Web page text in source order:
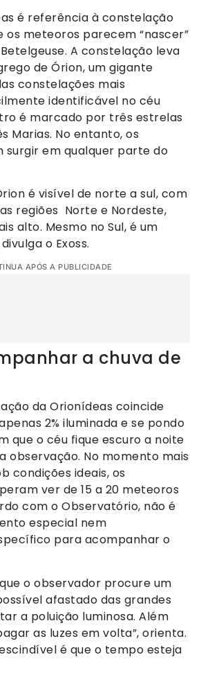
é referência à constelação
os meteoros parecem “nascer”
A constelação leva
de Órion, um gigante
constelações mais
identificável no céu
é marcado por três estrelas
Marias. No entanto, os
surgir em qualquer parte do
é visível de norte a sul, com
regiões Norte e Nordeste,
alto. Mesmo no Sul, é um
o Exoss.
APÓS A PUBLICIDADE
a chuva de
da Orionídeas coincide
2% iluminada e se pondo
que o céu fique escuro a noite
observação. No momento mais
condições ideais, os
ver de 15 a 20 meteoros
com o Observatório, não é
especial nem
para acompanhar o
o observador procure um
afastado das grandes
a poluição luminosa. Além
as luzes em volta”, orienta.
é que o tempo esteja